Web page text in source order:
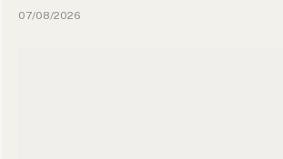
07/08/2026